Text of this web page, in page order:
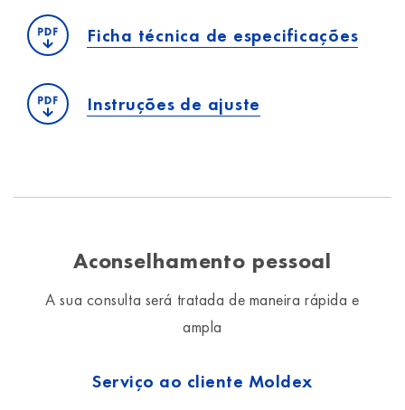
Ficha técnica de especificações
Instruções de ajuste
Aconselhamento pessoal
A sua consulta será tratada de maneira rápida e
ampla
Serviço ao cliente Moldex